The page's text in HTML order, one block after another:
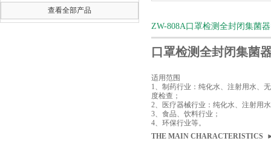
查看全部产品
ZW-808A口罩检测全封闭集菌
口罩检测全封闭集菌
适用范围
1、制药行业：纯化水、注射用水、
度检查；
2、医疗器械行业：纯化水、注射用
3、食品、饮料行业；
4、环保行业等。
THE MAIN CHARACTERISTICS